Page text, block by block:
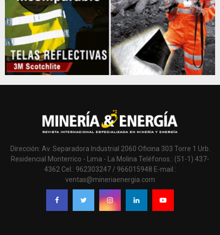
Dirección: Av. Separadora Industrial 2060 Oficina 303 Torre 1 Urb.
Residencial Monterrico - Lima - La Molina Teléfonos.: (51-1) 437-
4362 Cel.: 962303247 / 966015948 E-mail.:
ventas@mineriaenergia.com